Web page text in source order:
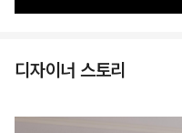
디자이너 스토리